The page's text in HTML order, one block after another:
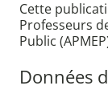
Cette
Professeurs
Public
Données